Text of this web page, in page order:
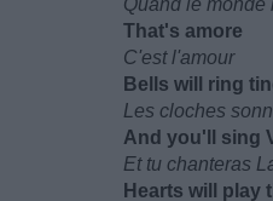
Quand le monde
That's amore
C'est l'amour
Bells will ring
Les cloches
And you'll sing
Et tu chanteras
Hearts will play